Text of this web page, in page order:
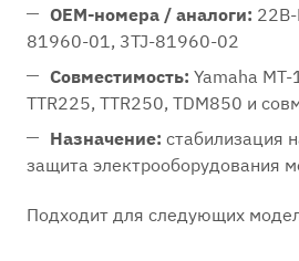
OEM-номера / аналоги:
81960-01, 3TJ-81960-02
Совместимость: Yamaha
TTR225, TTR250, TDM850 и
Назначение: стабилизация
защита электрооборудования
Подходит для следующих